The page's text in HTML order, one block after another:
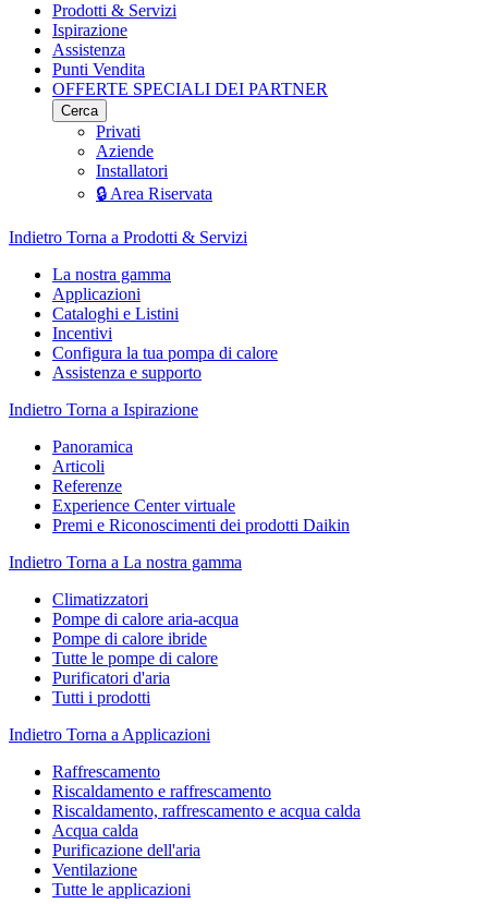
Prodotti & Servizi
Ispirazione
Assistenza
Punti Vendita
OFFERTE SPECIALI DEI PARTNER
Cerca
Privati
Aziende
Installatori
🔒 Area Riservata
Indietro Torna a Prodotti & Servizi
La nostra gamma
Applicazioni
Cataloghi e Listini
Incentivi
Configura la tua pompa di calore
Assistenza e supporto
Indietro Torna a Ispirazione
Panoramica
Articoli
Referenze
Experience Center virtuale
Premi e Riconoscimenti dei prodotti Daikin
Indietro Torna a La nostra gamma
Climatizzatori
Pompe di calore aria-acqua
Pompe di calore ibride
Tutte le pompe di calore
Purificatori d'aria
Tutti i prodotti
Indietro Torna a Applicazioni
Raffrescamento
Riscaldamento e raffrescamento
Riscaldamento, raffrescamento e acqua calda
Acqua calda
Purificazione dell'aria
Ventilazione
Tutte le applicazioni